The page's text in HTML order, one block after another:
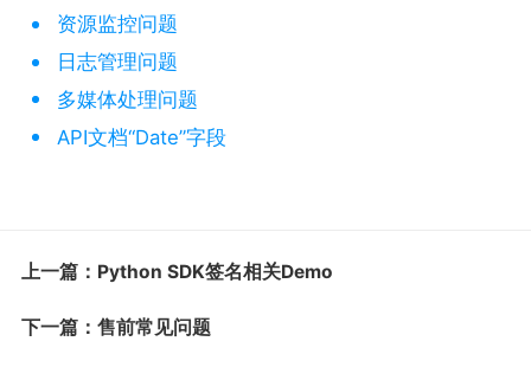
资源监控问题
日志管理问题
多媒体处理问题
API文档“Date”字段
上一篇：Python SDK签名相关Demo
下一篇：售前常见问题